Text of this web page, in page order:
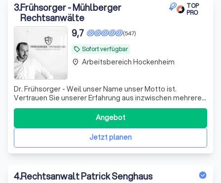
3.Frühsorger - Mühlberger
Rechtsanwälte
TOP
PRO
local_offer Sofort verfügbar
(547)
9,7
Dr. Frühsorger - Weil unser Name unser Motto ist.
Vertrauen Sie unserer Erfahrung aus inzwischen mehreren
1.000 Mandaten. Wir lassen Sie nicht im Stich und rufen Sie
sofort zurück. Versprochen! Ihr NF
Jetzt planen
Angebot
place Arbeitsbereich Hockenheim
4.Rechtsanwalt Patrick Senghaus